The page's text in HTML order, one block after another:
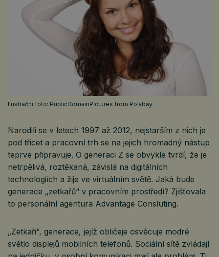
Ilustrační foto: PublicDomainPictures from Pixabay
Narodili se v letech 1997 až 2012, nejstarším z nich je
pod třicet a pracovní trh se na jejich hromadný nástup
teprve připravuje. O generaci Z se obvykle tvrdí, že je
netrpělivá, roztěkaná, závislá na digitálních
technologiích a žije ve virtuálním světě. Jaká bude
generace „zetkařů“ v pracovním prostředí? Zjišťovala
to personální agentura Advantage Consluting.
„Zetkaři“, generace, jejíž obličeje osvěcuje modré
světlo displejů mobilních telefonů. Sociální sítě zvládají